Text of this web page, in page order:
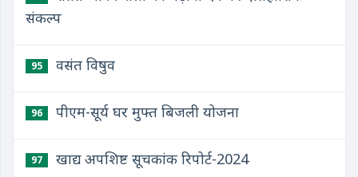
संकल्प
95 वसंत विषुव
96 पीएम-सूर्य घर मुफ्त बिजली योजना
97 खाद्य अपशिष्ट सूचकांक रिपोर्ट-2024